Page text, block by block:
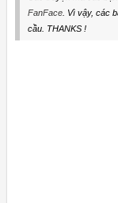
FanFace. Vì vậy, các
cầu. THANKS !